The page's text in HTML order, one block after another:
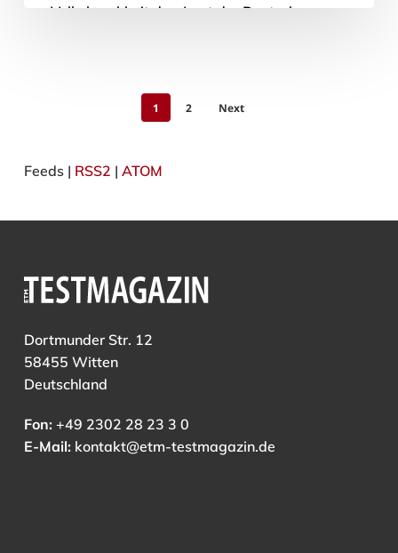
Volkskrankheit dar. Laut der Deutschen
1 2 Next
Feeds | RSS2 | ATOM
Dortmunder Str. 12
58455 Witten
Deutschland
Fon:+49 2302 28 23 3 0
E-Mail: kontakt@etm-testmagazin.de